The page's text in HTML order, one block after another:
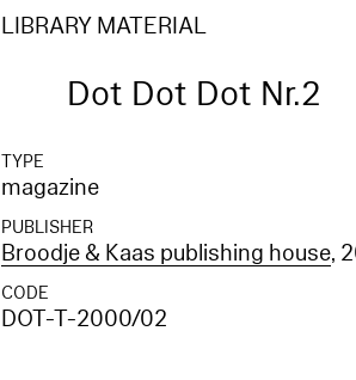
LIBRARY MATERIAL
Dot Dot Dot Nr.2
TYPE
magazine
PUBLISHER
Broodje & Kaas publishing house,
CODE
DOT-T-2000/02